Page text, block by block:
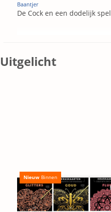
Baantjer
De Cock en een dodelijk spel
Uitgelicht
Nieuw Binnen